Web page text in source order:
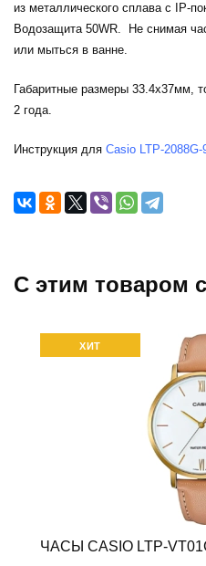
из металлического сплава с IP-
Водозащита 50WR. Не снимая
или мыться в ванне.
Габаритные размеры 33.4x37мм,
2 года.
Инструкция для Casio LTP-
C этим товаром
ХИТ
ЧАСЫ CASIO LTP-